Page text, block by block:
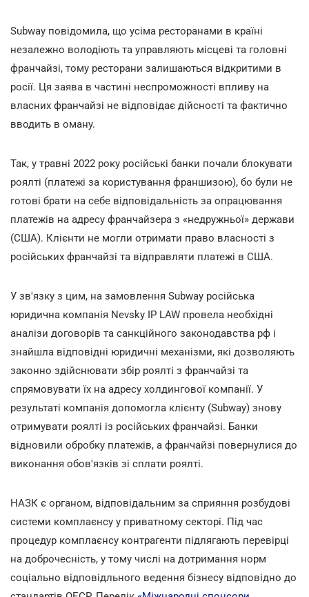
Subway повідомила, що усіма ресторанами в країні
незалежно володіють та управляють місцеві та головні
франчайзі, тому ресторани залишаються відкритими в
росії. Ця заява в частині неспроможності впливу на
власних франчайзі не відповідає дійсності та фактично
вводить в оману.
Так, у травні 2022 року російські банки почали блокувати
роялті (платежі за користування франшизою), бо були не
готові брати на себе відповідальність за опрацювання
платежів на адресу франчайзера з «недружньої» держави
(США). Клієнти не могли отримати право власності з
російських франчайзі та відправляти платежі в США.
У зв'язку з цим, на замовлення Subway російська
юридична компанія Nevsky IP LAW провела необхідні
аналізи договорів та санкційного законодавства рф і
знайшла відповідні юридичні механізми, які дозволяють
законно здійснювати збір роялті з франчайзі та
спрямовувати їх на адресу холдингової компанії. У
результаті компанія допомогла клієнту (Subway) знову
отримувати роялті із російських франчайзі. Банки
відновили обробку платежів, а франчайзі повернулися до
виконання обов'язків зі сплати роялті.
НАЗК є органом, відповідальним за сприяння розбудові
системи комплаєнсу у приватному секторі. Під час
процедур комплаєнсу контрагенти підлягають перевірці
на доброчесність, у тому числі на дотримання норм
соціально відповідльного ведення бізнесу відповідно до